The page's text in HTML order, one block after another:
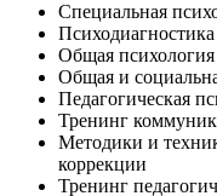
Специальная
Психодиагностика
Общая психология
Общая и
Педагогическая
Тренинг
Методики и
коррекции
Тренинг